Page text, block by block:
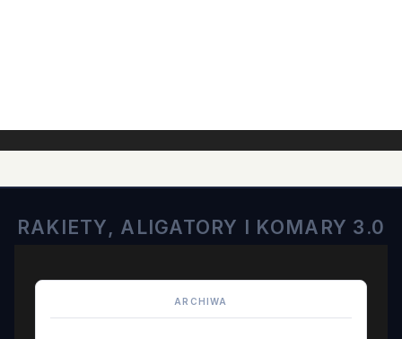
RAKIETY, ALIGATORY I KOMARY 3.0
ARCHIWA